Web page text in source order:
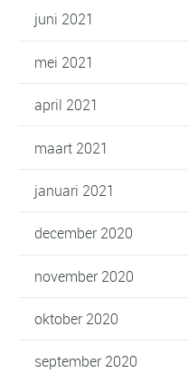
juni 2021
mei 2021
april 2021
maart 2021
januari 2021
december 2020
november 2020
oktober 2020
september 2020